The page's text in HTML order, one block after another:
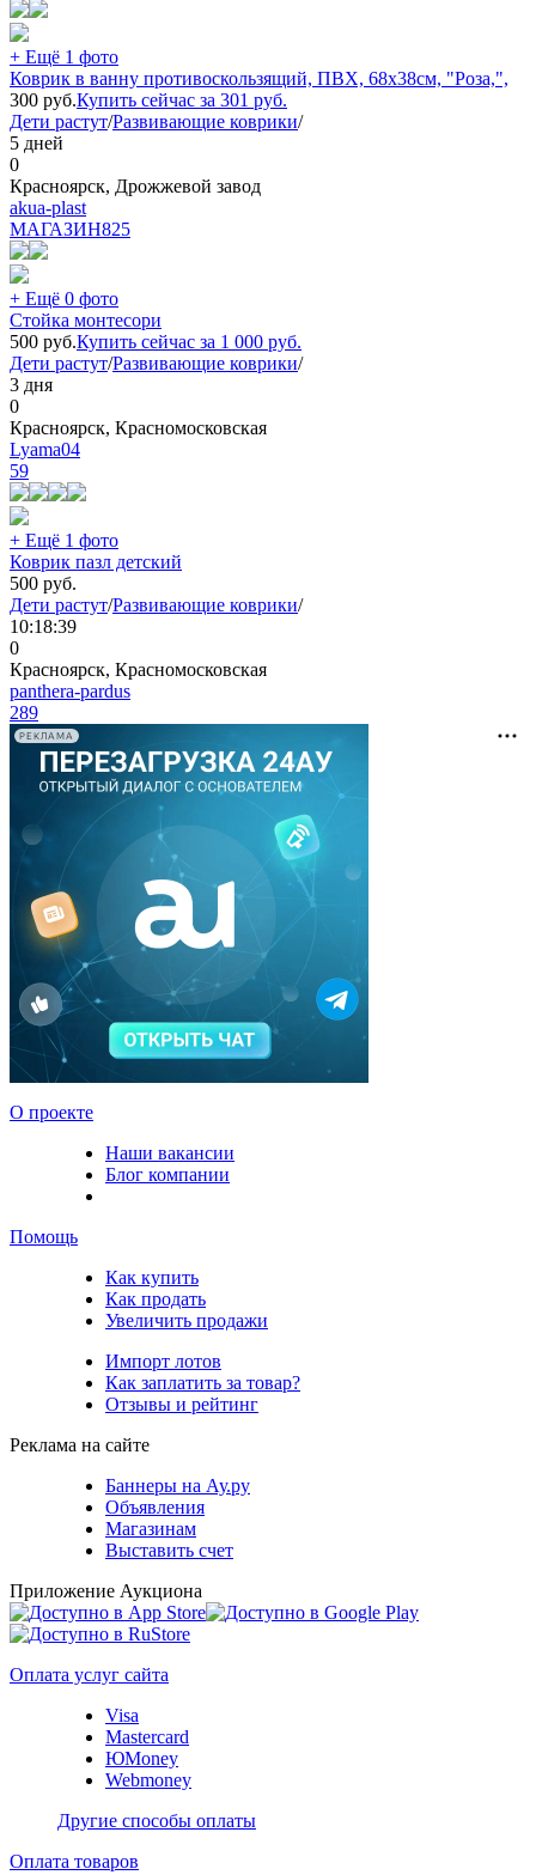
+ Ещё 1 фото
Коврик в ванну противоскользящий, ПВХ, 68x38см, "Роза,",
300 руб.Купить сейчас за 301 руб.
Дети растут/Развивающие коврики/
5 дней
0
Красноярск, Дрожжевой завод
akua-plast
МАГАЗИН825
+ Ещё 0 фото
Стойка монтесори
500 руб.Купить сейчас за 1 000 руб.
Дети растут/Развивающие коврики/
3 дня
0
Красноярск, Красномосковская
Lyama04
59
+ Ещё 1 фото
Коврик пазл детский
500 руб.
Дети растут/Развивающие коврики/
10:18:39
0
Красноярск, Красномосковская
panthera-pardus
289
РЕКЛАМА
О проекте
Наши вакансии
Блог компании
Помощь
Как купить
Как продать
Увеличить продажи
Импорт лотов
Как заплатить за товар?
Отзывы и рейтинг
Реклама на сайте
Баннеры на Ау.ру
Объявления
Магазинам
Выставить счет
Приложение Аукциона
Оплата услуг сайта
Visa
Mastercard
ЮMoney
Webmoney
Другие способы оплаты
Оплата товаров